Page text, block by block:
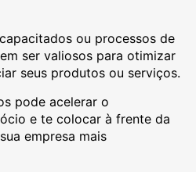
ou processos de
ser valiosos para otimizar
seus produtos ou serviços.
pode acelerar o
e te colocar à frente da
empresa mais